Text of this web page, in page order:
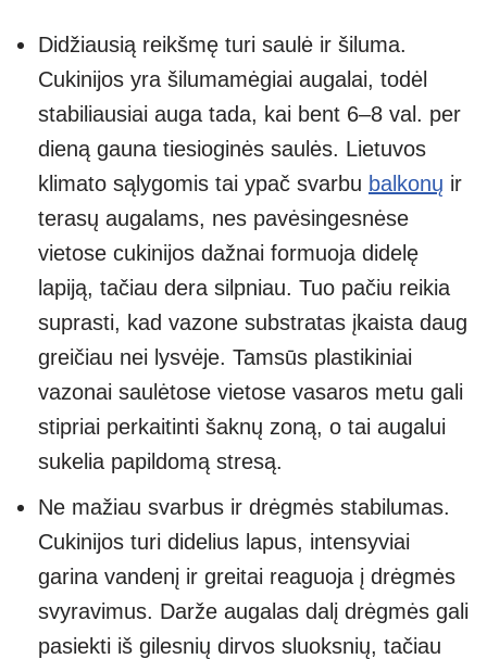
Didžiausią reikšmę turi saulė ir šiluma.
Cukinijos yra šilumamėgiai augalai, todėl
stabiliausiai auga tada, kai bent 6–8 val. per
dieną gauna tiesioginės saulės. Lietuvos
klimato sąlygomis tai ypač svarbu balkonų ir
terasų augalams, nes pavėsingesnėse
vietose cukinijos dažnai formuoja didelę
lapiją, tačiau dera silpniau. Tuo pačiu reikia
suprasti, kad vazone substratas įkaista daug
greičiau nei lysvėje. Tamsūs plastikiniai
vazonai saulėtose vietose vasaros metu gali
stipriai perkaitinti šaknų zoną, o tai augalui
sukelia papildomą stresą.
Ne mažiau svarbus ir drėgmės stabilumas.
Cukinijos turi didelius lapus, intensyviai
garina vandenį ir greitai reaguoja į drėgmės
svyravimus. Darže augalas dalį drėgmės gali
pasiekti iš gilesnių dirvos sluoksnių, tačiau